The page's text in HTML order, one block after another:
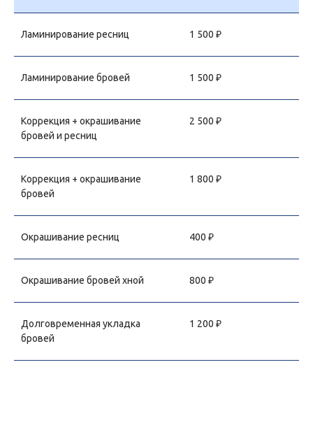
Ламинирование ресниц 1 500 ₽
Ламинирование бровей 1 500 ₽
Коррекция + окрашивание
бровей и ресниц
2 500 ₽
Коррекция + окрашивание
бровей
1 800 ₽
Окрашивание ресниц 400 ₽
Окрашивание бровей хной 800 ₽
Долговременная укладка
бровей
1 200 ₽